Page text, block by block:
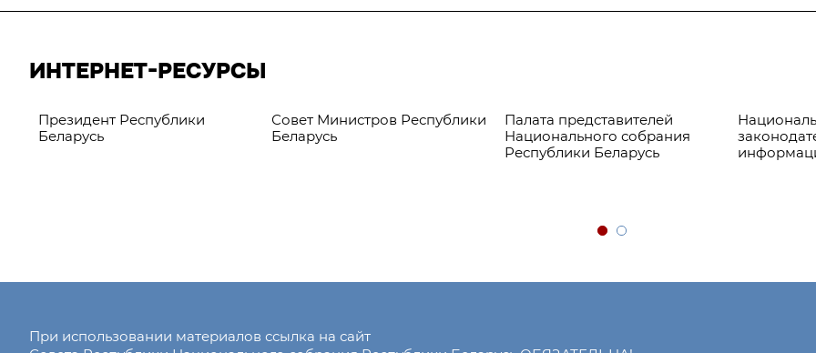
ИНТЕРНЕТ-РЕСУРСЫ
Президент Республики
Беларусь
Совет Министров Республики
Беларусь
Палата представителей
Национального собрания
Республики Беларусь
При использовании материалов ссылка на сайт